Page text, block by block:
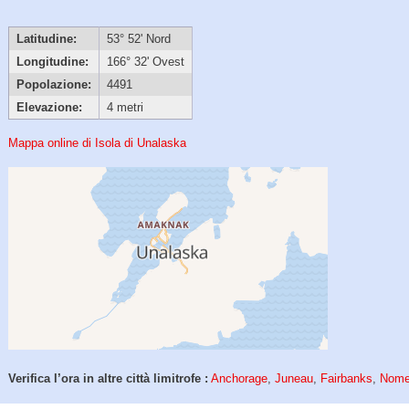
Latitudine:
53° 52' Nord
Longitudine:
166° 32' Ovest
Popolazione:
4491
Elevazione:
4 metri
Mappa online di Isola di Unalaska
Verifica l’ora in altre città limitrofe : Anchorage ,Juneau Fairbanks